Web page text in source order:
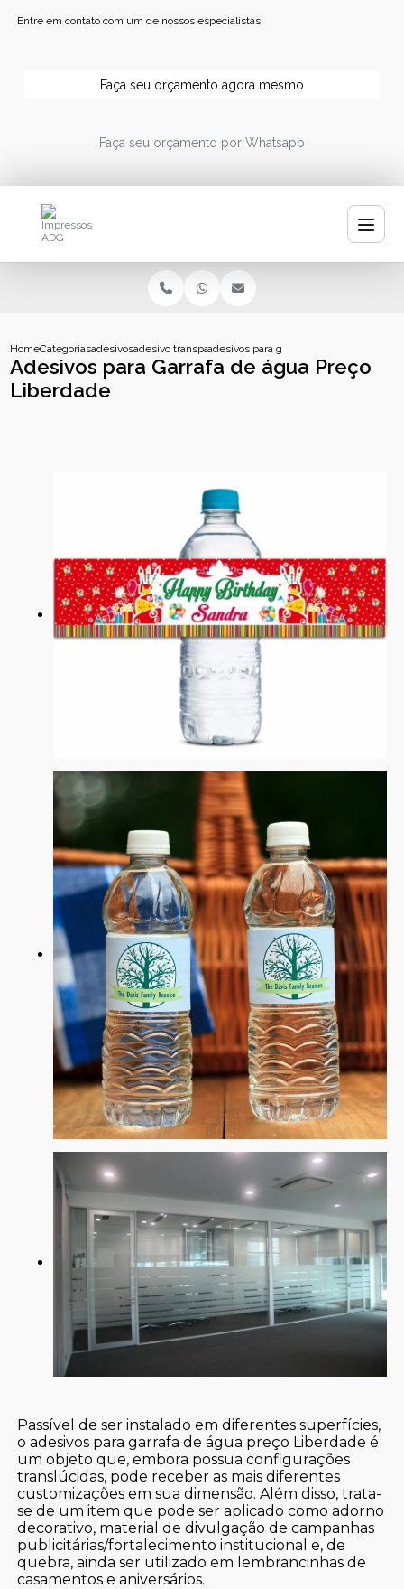
Entre em contato com um de nossos especialistas!
Faça seu orçamento agora mesmo
Faça seu orçamento por Whatsapp
HomeCategoriasadesivosadesivo transparente personalizado
adesivos para garrafa de agua preco
Adesivos para Garrafa de água Preço
Liberdade
Passível de ser instalado em diferentes superfícies,
o adesivos para garrafa de água preço Liberdade é
um objeto que, embora possua configurações
translúcidas, pode receber as mais diferentes
customizações em sua dimensão. Além disso, trata-
se de um item que pode ser aplicado como adorno
decorativo, material de divulgação de campanhas
publicitárias/fortalecimento institucional e, de
quebra, ainda ser utilizado em lembrancinhas de
casamentos e aniversários.